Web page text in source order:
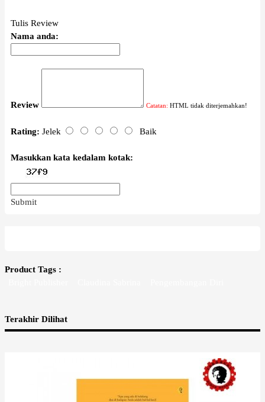
Tulis Review
Nama anda:
Review Catatan: HTML tidak diterjemahkan!
Rating: Jelek Baik
Masukkan kata kedalam kotak:
Submit
Product Tags :
Terakhir Dilihat